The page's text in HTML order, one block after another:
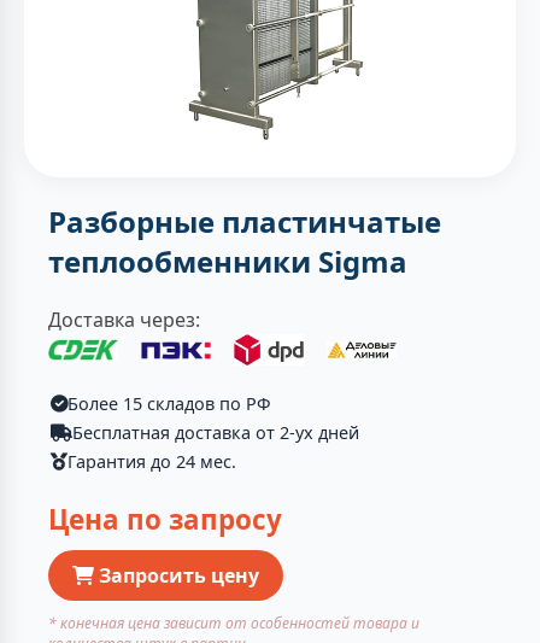
Разборные пластинчатые
теплообменники Sigma
Доставка через:
Более 15 складов по РФ
Бесплатная доставка от 2-ух дней
Гарантия до 24 мес.
Цена по запросу
Запросить цену
* конечная цена зависит от особенностей товара и